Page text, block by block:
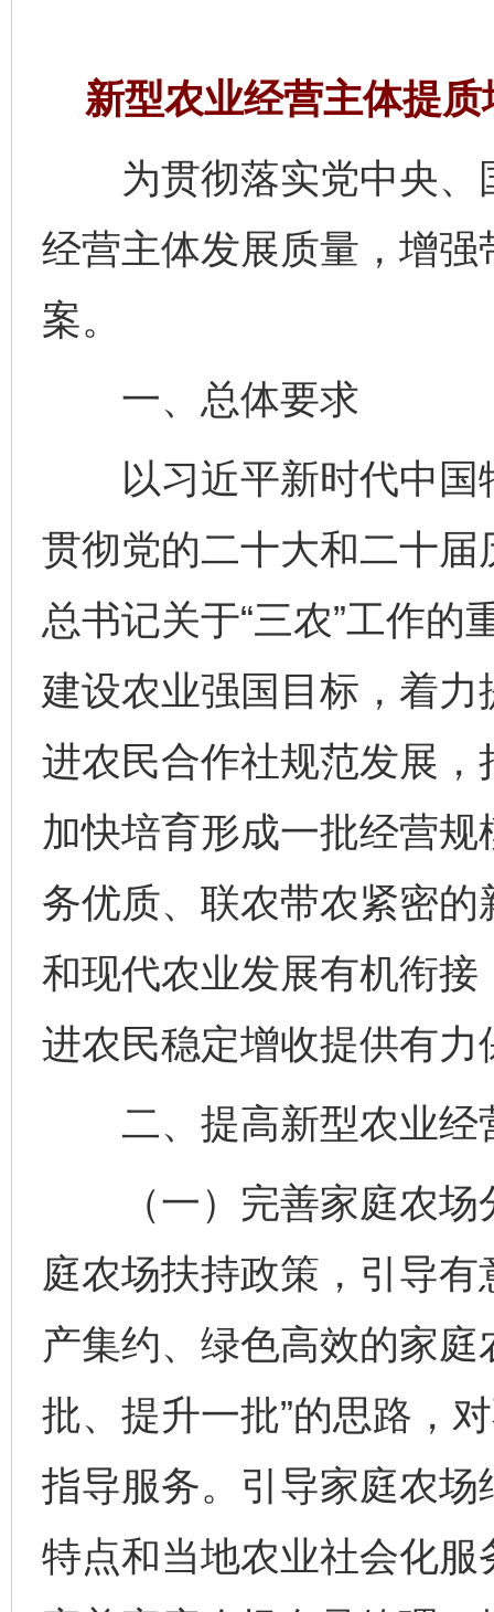
新型农业经营主体提
为贯彻落实党中央、
经营主体发展质量，增
案。
一、总体要求
以习近平新时代中国
贯彻党的二十大和二十
总书记关于“三农”工作
建设农业强国目标，着
进农民合作社规范发展
加快培育形成一批经营
务优质、联农带农紧密
和现代农业发展有机衔
进农民稳定增收提供有力
二、提高新型农业经
（一）完善家庭农场
庭农场扶持政策，引导
产集约、绿色高效的家
批、提升一批”的思路，
指导服务。引导家庭农
特点和当地农业社会化